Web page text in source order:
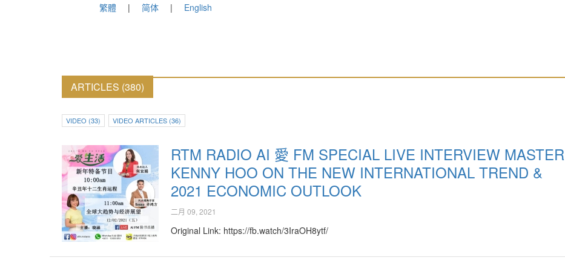
繁體 简体 English
ARTICLES (380)
VIDEO (33) VIDEO ARTICLES (36)
RTM RADIO AI 愛 FM SPECIAL LIVE INTERVIEW MASTER
KENNY HOO ON THE NEW INTERNATIONAL TREND &
2021 ECONOMIC OUTLOOK
二月 09, 2021
Original Link: https://fb.watch/3IraOH8ytf/